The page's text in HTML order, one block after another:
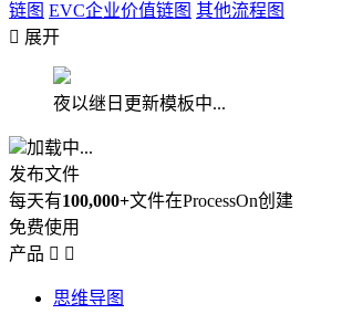
链图 EVC企业价值链图 其他流程图
 展开
夜以继日更新模板中...
加载中...
发布文件
每天有100,000+文件在ProcessOn创建
免费使用
产品  
思维导图